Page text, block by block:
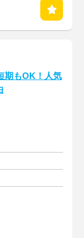
期もOK！人気